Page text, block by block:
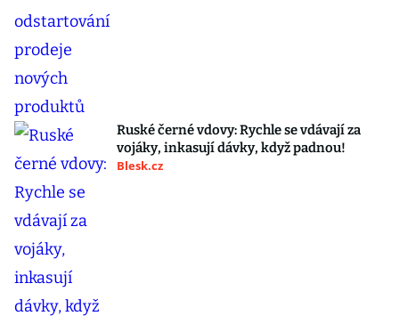
Ruské černé vdovy: Rychle se vdávají za
vojáky, inkasují dávky, když padnou!
Blesk.cz